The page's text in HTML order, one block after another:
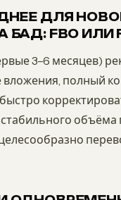
ДЛЯ
FBO ИЛИ
3–6 месяцев)
полный